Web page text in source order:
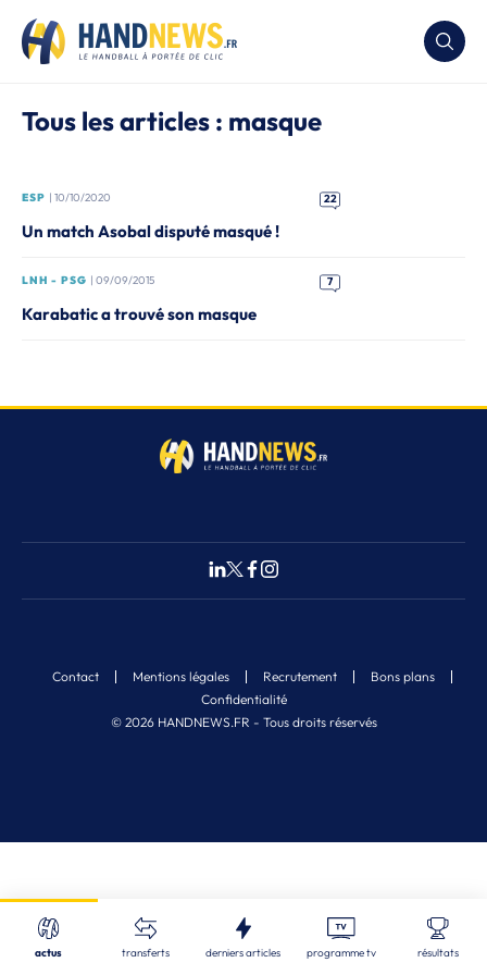
Recherche
Tous les articles : masque
ESP | 10/10/2020 22
Un match Asobal disputé masqué !
LNH - PSG | 09/09/2015 7
Karabatic a trouvé son masque
© 2026 HANDNEWS.FR - Tous droits réservés
Contact Mentions légales Recrutement
Bons plans
Confidentialité
actus transferts derniers articles programme tv résultats
Nos derniers articles
STL | 06/08/2026